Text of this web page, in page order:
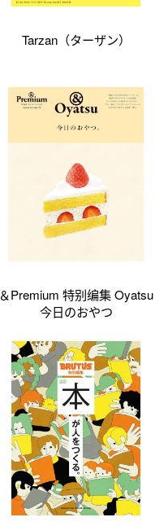
Tarzan（ターザン）
＆Premium 特别编集 Oyatsu
今日のおやつ